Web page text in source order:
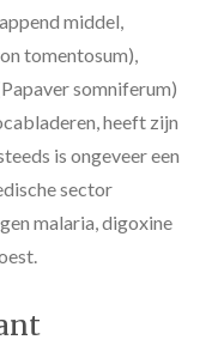
middel,
tomentosum),
somniferum)
heeft zijn
is ongeveer een
sector
malaria, digoxine